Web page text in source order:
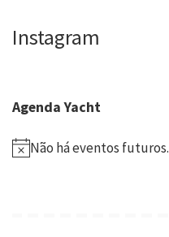
Instagram
Agenda Yacht
Não há eventos futuros.